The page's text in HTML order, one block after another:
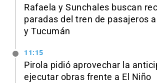
Rafaela y Sunchales buscan
paradas del tren de pasajeros
y Tucumán
11:15
Pirola pidió aprovechar la
ejecutar obras frente a El Niño